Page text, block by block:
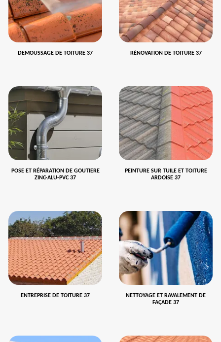
DEMOUSSAGE DE TOITURE 37 RÉNOVATION DE TOITURE 37
POSE ET RÉPARATION DE GOUTIERE
ZINC-ALU-PVC 37
PEINTURE SUR TUILE ET TOITURE
ARDOISE 37
ENTREPRISE DE TOITURE 37
NETTOYAGE ET RAVALEMENT DE
FAÇADE 37